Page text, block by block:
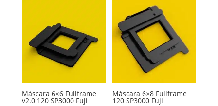
Máscara 6×6 Fullframe
v2.0 120 SP3000 Fuji
Máscara 6×8 Fullframe
120 SP3000 Fuji